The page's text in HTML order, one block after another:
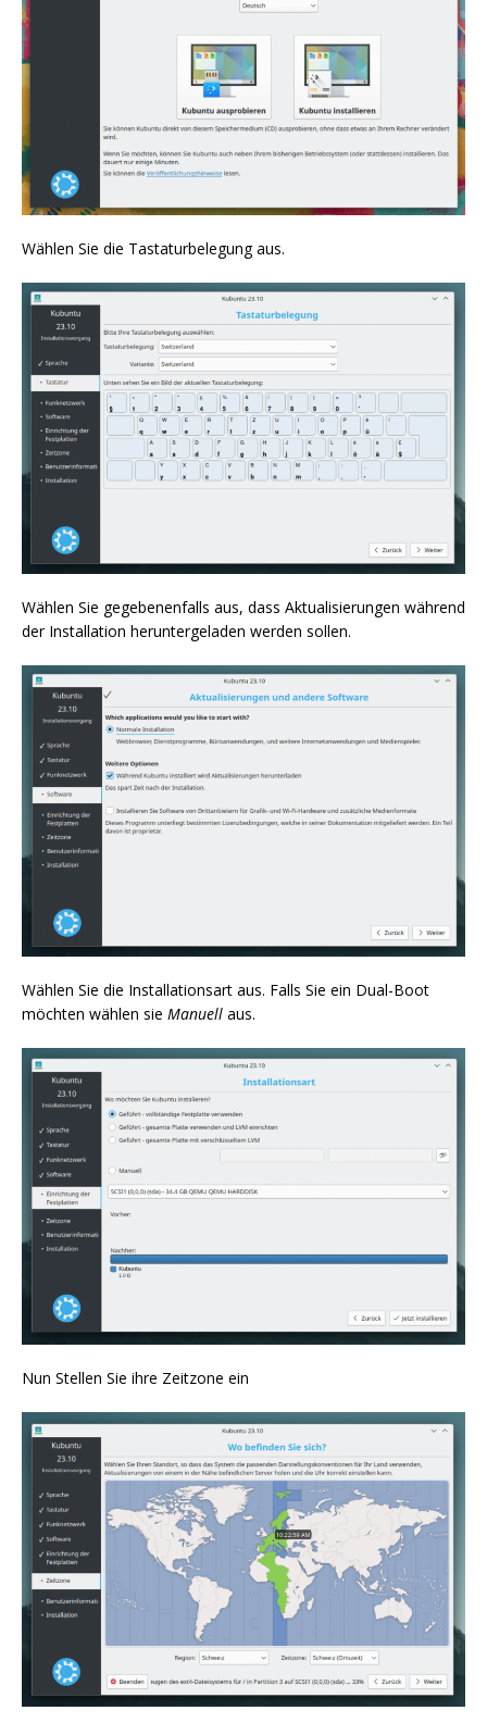
Wählen Sie die Tastaturbelegung aus.
Wählen Sie gegebenenfalls aus, dass Aktualisierungen während
der Installation heruntergeladen werden sollen.
Wählen Sie die Installationsart aus. Falls Sie ein Dual-Boot
möchten wählen sie Manuell aus.
Nun Stellen Sie ihre Zeitzone ein